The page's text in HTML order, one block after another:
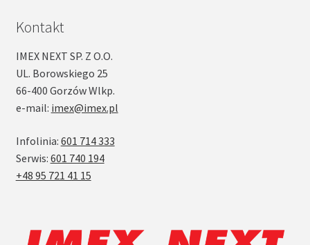
Kontakt
IMEX NEXT SP. Z O.O.
UL. Borowskiego 25
66-400 Gorzów Wlkp.
e-mail: imex@imex.pl
Infolinia: 601 714 333
Serwis: 601 740 194
+48 95 721 41 15